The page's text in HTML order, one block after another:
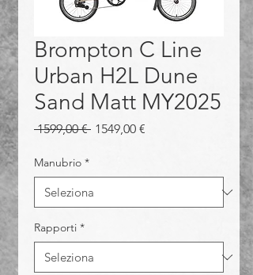
Brompton C Line
Urban H2L Dune
Sand Matt MY2025
1599,00 € Prezzo
1549,00 €
Manubrio *
Rapporti *